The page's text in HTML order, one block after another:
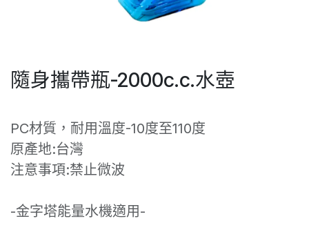
隨身攜帶瓶-2000c.c.水壺
PC材質，耐用溫度-10度至110度
原產地:台灣
注意事項:禁止微波
-金字塔能量水機適用-